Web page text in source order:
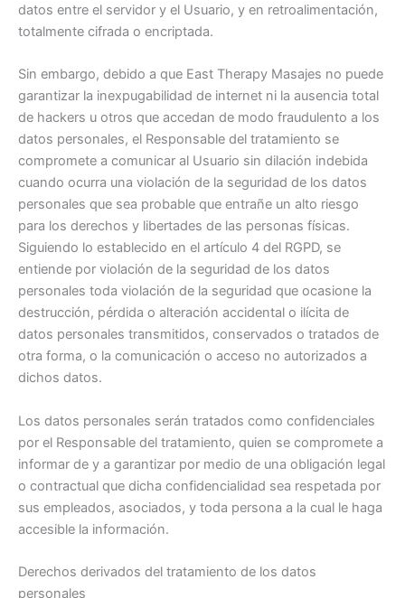
datos entre el servidor y el Usuario, y en retroalimentación,
totalmente cifrada o encriptada.
Sin embargo, debido a que East Therapy Masajes no puede
garantizar la inexpugabilidad de internet ni la ausencia total
de hackers u otros que accedan de modo fraudulento a los
datos personales, el Responsable del tratamiento se
compromete a comunicar al Usuario sin dilación indebida
cuando ocurra una violación de la seguridad de los datos
personales que sea probable que entrañe un alto riesgo
para los derechos y libertades de las personas físicas.
Siguiendo lo establecido en el artículo 4 del RGPD, se
entiende por violación de la seguridad de los datos
personales toda violación de la seguridad que ocasione la
destrucción, pérdida o alteración accidental o ilícita de
datos personales transmitidos, conservados o tratados de
otra forma, o la comunicación o acceso no autorizados a
dichos datos.
Los datos personales serán tratados como confidenciales
por el Responsable del tratamiento, quien se compromete a
informar de y a garantizar por medio de una obligación legal
o contractual que dicha confidencialidad sea respetada por
sus empleados, asociados, y toda persona a la cual le haga
accesible la información.
Derechos derivados del tratamiento de los datos
personales